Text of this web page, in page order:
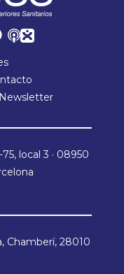
local 3 · 08950
Chamberí, 28010